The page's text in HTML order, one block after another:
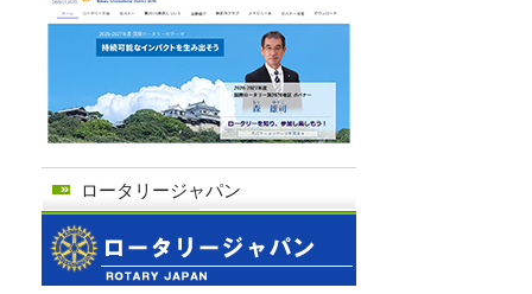
ロータリージャパン